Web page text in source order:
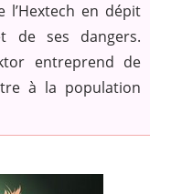
en dépit
de ses dangers.
entreprend de
à la population